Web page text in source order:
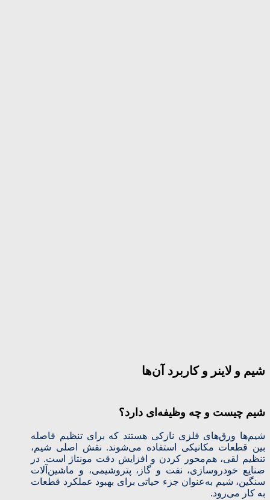
شیم و لاینر و کاربرد آن‌ها
شیم چیست و چه وظیفه‌ای دارد؟
شیم‌ها ورق‌های فلزی نازکی هستند که برای تنظیم فاصله
بین قطعات مکانیکی استفاده می‌شوند. نقش اصلی شیم،
تنظیم لقی، هم‌محور کردن و افزایش دقت مونتاژ است. در
صنایع خودروسازی، نفت و گاز، پتروشیمی، و ماشین‌آلات
سنگین، شیم به‌عنوان جزء حیاتی برای بهبود عملکرد قطعات
به کار می‌رود.